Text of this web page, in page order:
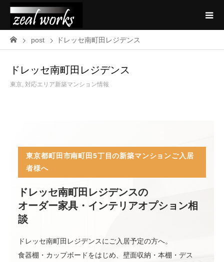
post ドレッセ南町田レジデンス
ドレッセ南町田レジデンス
東京, 対応エリア新築マンション情報
東京都町田市南町田5丁目の新築マンションご入居
者様へ
ドレッセ南町田レジデンスの
オーダー家具・インテリアオプション相
談
ドレッセ南町田レジデンスにご入居予定の方へ。
食器棚・カップボードをはじめ、壁面収納・本棚・デス